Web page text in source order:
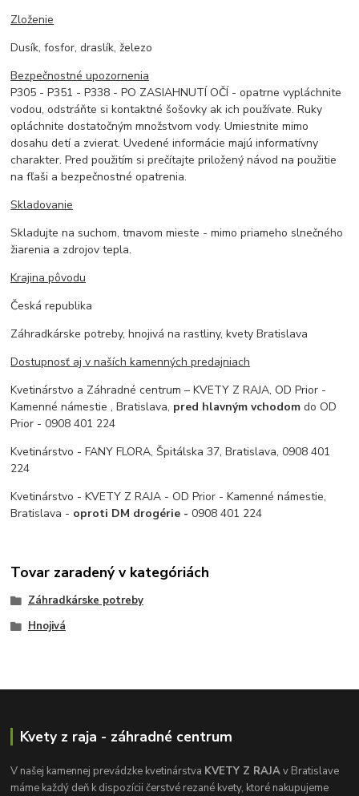
Zloženie
Dusík, fosfor, draslík, železo
Bezpečnostné upozornenia
P305 - P351 - P338 - PO ZASIAHNUTÍ OČÍ - opatrne vypláchnite
vodou, odstráňte si kontaktné šošovky ak ich používate. Ruky
opláchnite dostatočným množstvom vody. Umiestnite mimo
dosahu detí a zvierat. Uvedené informácie majú informatívny
charakter. Pred použitím si prečítajte priložený návod na použitie
na fľaši a bezpečnostné opatrenia.
Skladovanie
Skladujte na suchom, tmavom mieste - mimo priameho slnečného
žiarenia a zdrojov tepla.
Krajina pôvodu
Česká republika
Záhradkárske potreby, hnojivá na rastliny, kvety Bratislava
Dostupnosť aj v naších kamenných predajniach
Kvetinárstvo a Záhradné centrum – KVETY Z RAJA, OD Prior -
Kamenné námestie , Bratislava, pred hlavným vchodom do OD
Prior - 0908 401 224
Kvetinárstvo - FANY FLORA, Špitálska 37, Bratislava, 0908 401
224
Kvetinárstvo - KVETY Z RAJA - OD Prior - Kamenné námestie,
Bratislava - oproti DM drogérie -0908 401 224
Tovar zaradený v kategóriách
Záhradkárske potreby
Hnojivá
Kvety z raja - záhradné centrum
V našej kamennej prevádzke kvetinárstva KVETY Z RAJAv Bratislave
máme každý deň k dispozícii čerstvé rezané kvety, ktoré nakupujeme